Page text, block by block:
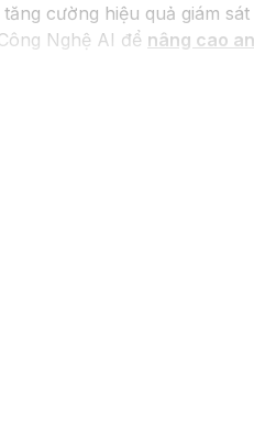
cường hiệu quả giám
Nghệ AI để nâng cao